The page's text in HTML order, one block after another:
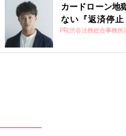
今回の調査では、幼児の問題
きないので、それはあらた
す。しかしそれとは別に、保
ることが心配です。
――この1年で保護者のメンタ
カードローン地
ない『返済停
で...
PR(渋谷法務総合事務所)